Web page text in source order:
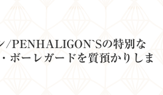
/PENHALIGON`Sの特別な
ボーレガードを質預かりしま